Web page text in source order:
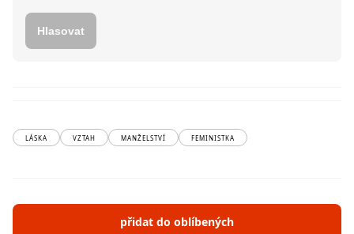
Hlasovat
LÁSKA VZTAH MANŽELSTVÍ FEMINISTKA
přidat do oblíbených